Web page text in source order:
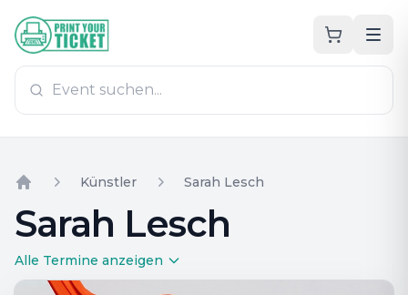
Zum Hauptinhalt
PrintYourTicket
Künstler Sarah Lesch
Sarah Lesch
Alle Termine anzeigen